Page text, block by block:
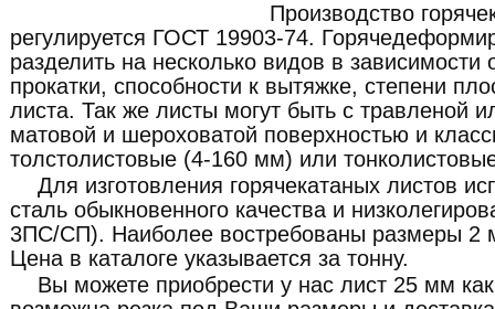
Производство
регулируется ГОСТ 19903-74.
разделить на несколько видов в зависимости
прокатки, способности к вытяжке, степени
листа. Так же листы могут быть с травленой
матовой и шероховатой поверхностью и
толстолистовые (4-160 мм) или
Для изготовления горячекатаных листов
сталь обыкновенного качества и
3ПС/СП). Наиболее востребованы размеры
Цена в каталоге указывается за тонну.
Вы можете приобрести у нас лист 25 мм